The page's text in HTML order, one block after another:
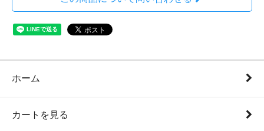
ホーム
カートを見る